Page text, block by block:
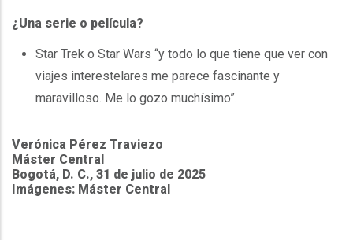
¿Una serie o película?
Star Trek o Star Wars “y todo lo que tiene que ver con
viajes interestelares me parece fascinante y
maravilloso. Me lo gozo muchísimo”.
Verónica Pérez Traviezo
Máster Central
Bogotá, D. C., 31 de julio de 2025
Imágenes: Máster Central